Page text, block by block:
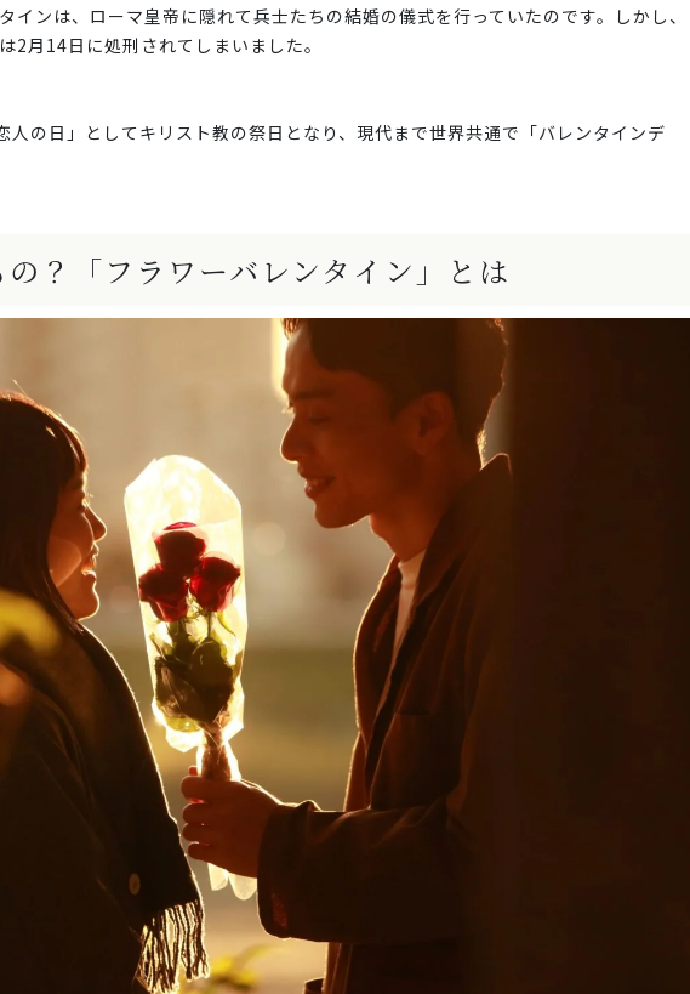
インは、ローマ皇帝に隠れて兵士たちの結婚の儀式を行っていたのです。しかし、
2月14日に処刑されてしまいました。
人の日」としてキリスト教の祭日となり、現代まで世界共通で「バレンタインデ
？「フラワーバレンタイン」とは